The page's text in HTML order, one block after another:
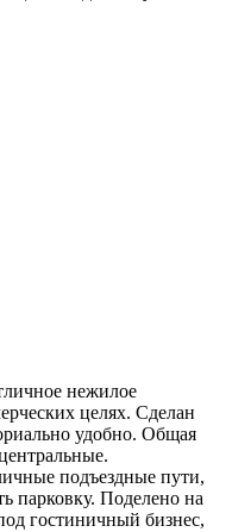
нежилое
целях. Сделан
удобно. Общая
подъездные пути,
парковку. Поделено на
гостиничный бизнес,